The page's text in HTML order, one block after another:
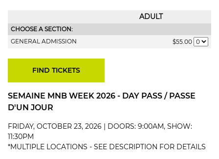
ADULT
CHOOSE A SECTION:
GENERAL ADMISSION
$55.00
SEMAINE MNB WEEK 2026 - DAY PASS / PASSE
D'UN JOUR
FRIDAY, OCTOBER 23, 2026 | DOORS: 9:00AM, SHOW:
11:30PM
*MULTIPLE LOCATIONS - SEE DESCRIPTION FOR DETAILS